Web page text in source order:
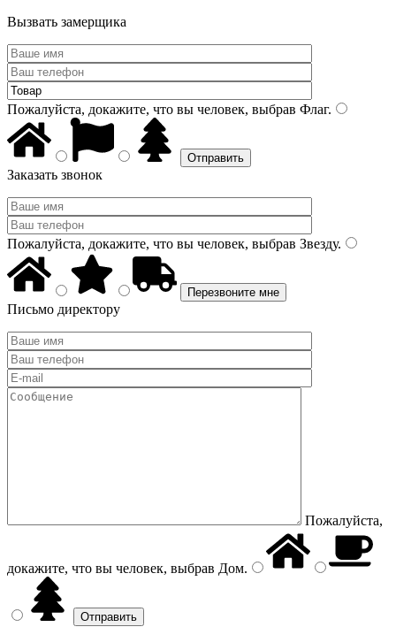
Вызвать замерщика
Пожалуйста, докажите, что вы человек, выбрав Флаг.
Заказать звонок
Пожалуйста, докажите, что вы человек, выбрав Звезду.
Письмо директору
Пожалуйста,
докажите, что вы человек, выбрав Дом.